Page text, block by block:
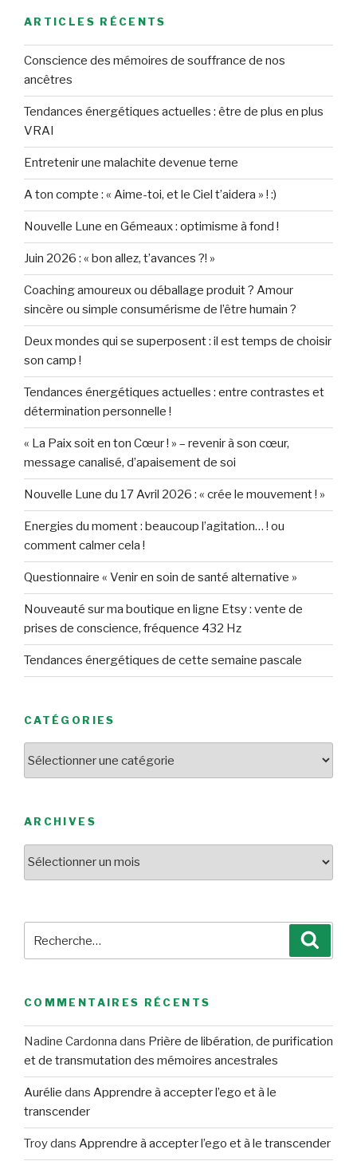
ARTICLES RÉCENTS
Conscience des mémoires de souffrance de nos
ancêtres
Tendances énergétiques actuelles : être de plus en plus
VRAI
Entretenir une malachite devenue terne
A ton compte : « Aime-toi, et le Ciel t’aidera » ! :)
Nouvelle Lune en Gémeaux : optimisme à fond !
Juin 2026 : « bon allez, t’avances ?! »
Coaching amoureux ou déballage produit ? Amour
sincère ou simple consumérisme de l’être humain ?
Deux mondes qui se superposent : il est temps de choisir
son camp !
Tendances énergétiques actuelles : entre contrastes et
détermination personnelle !
« La Paix soit en ton Cœur ! » – revenir à son cœur,
message canalisé, d’apaisement de soi
Nouvelle Lune du 17 Avril 2026 : « crée le mouvement ! »
Energies du moment : beaucoup l’agitation… ! ou
comment calmer cela !
Questionnaire « Venir en soin de santé alternative »
Nouveauté sur ma boutique en ligne Etsy : vente de
prises de conscience, fréquence 432 Hz
Tendances énergétiques de cette semaine pascale
CATÉGORIES
ARCHIVES
pour
COMMENTAIRES RÉCENTS
Nadine Cardonna dans Prière de libération, de purification
et de transmutation des mémoires ancestrales
Aurélie dans Apprendre à accepter l’ego et à le
transcender
Troydans Apprendre à accepter l’ego et à le transcender